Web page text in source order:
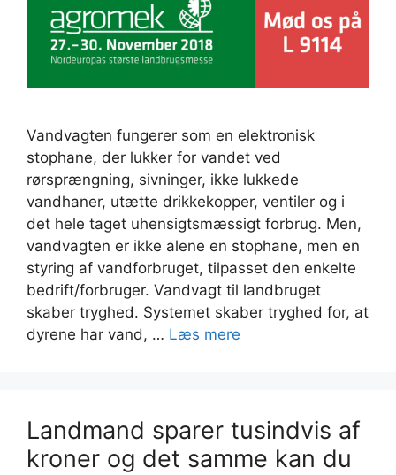
Vandvagten fungerer som en elektronisk
stophane, der lukker for vandet ved
rørsprængning, sivninger, ikke lukkede
vandhaner, utætte drikkekopper, ventiler og i
det hele taget uhensigtsmæssigt forbrug. Men,
vandvagten er ikke alene en stophane, men en
styring af vandforbruget, tilpasset den enkelte
bedrift/forbruger. Vandvagt til landbruget
skaber tryghed. Systemet skaber tryghed for, at
dyrene har vand, … Læs mere
Landmand sparer tusindvis af
kroner og det samme kan du